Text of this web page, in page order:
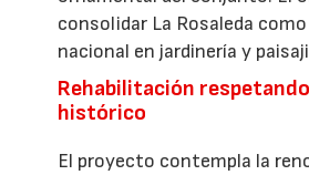
consolidar La Rosaleda
nacional en jardinería y
Rehabilitación
histórico
El proyecto contempla la